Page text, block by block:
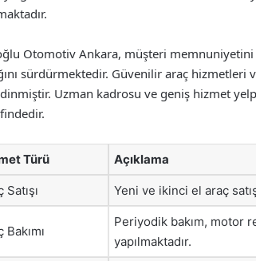
Otomotiv Ankara, müşteri
sürdürmektedir. Güvenilir araç hizmetleri
Uzman kadrosu ve geniş hizmet
Türü Açıklama
Satışı Yeni ve ikinci el araç
Bakımı
Periyodik bakım, motor
yapılmaktadır.